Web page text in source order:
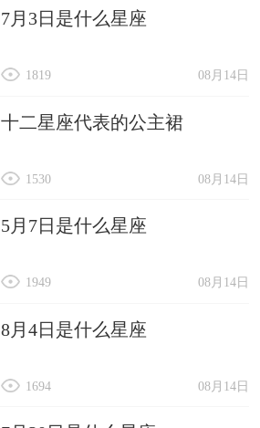
7月3日是什么星座
08月14日
1819
十二星座代表的公主裙
08月14日
1530
5月7日是什么星座
08月14日
1949
8月4日是什么星座
08月14日
1694